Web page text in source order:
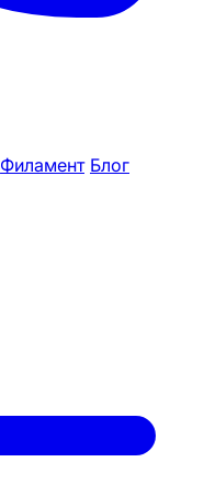
Филамент Блог